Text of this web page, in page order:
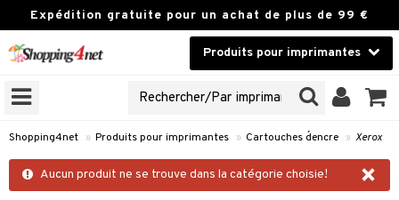
Expédition gratuite pour un achat de plus de 99 €
Produits pour imprimantes
Lentilles de contact
Marque
Shopping4net » Produits pour imprimantes » Cartouches d´encre » Xerox
×
Aucun produit ne se trouve dans la catégorie choisie!
FAMILLE D
d´encre